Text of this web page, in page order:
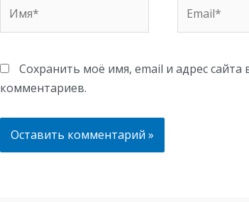
Сохранить моё имя, email и адрес
комментариев.